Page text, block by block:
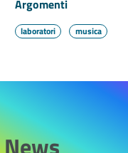
Argomenti
laboratori musica